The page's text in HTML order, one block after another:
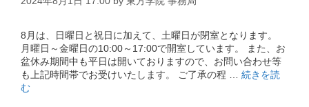
8月は、日曜日と祝日に加えて、土曜日が閉室となります。
月曜日～金曜日の10:00～17:00で開室しています。 また、お
盆休み期間中も平日は開いておりますので、お問い合わせ等
も上記時間帯でお受けいたします。 ご了承の程 … 続きを読
む